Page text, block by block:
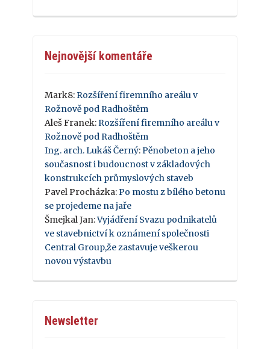
Nejnovější komentáře
Mark8: Rozšíření firemního areálu v
Rožnově pod Radhoštěm
Aleš Franek: Rozšíření firemního areálu v
Rožnově pod Radhoštěm
Ing. arch. Lukáš Černý: Pěnobeton a jeho
současnost i budoucnost v základových
konstrukcích průmyslových staveb
Pavel Procházka: Po mostu z bílého betonu
se projedeme na jaře
Šmejkal Jan:Vyjádření Svazu podnikatelů
ve stavebnictví k oznámení společnosti
Central Group,že zastavuje veškerou
novou výstavbu
Newsletter